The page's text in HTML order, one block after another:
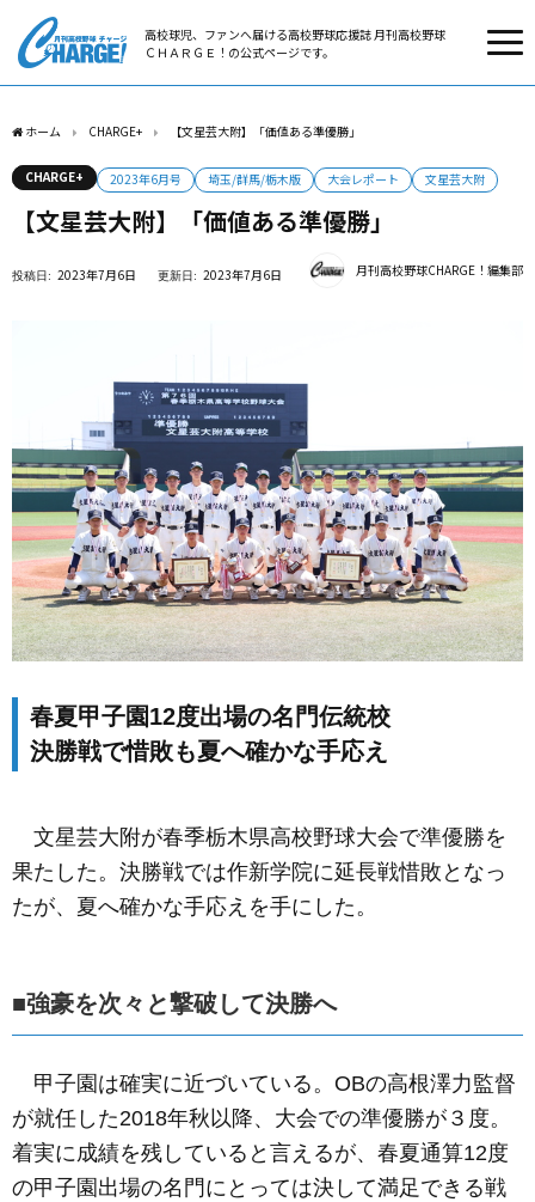
高校球児、ファンへ届ける高校野球応援誌 月刊高校野球
ＣＨＡＲＧＥ！の公式ページです。
ホーム CHARGE+ 【文星芸大附】「価値ある準優勝」
CHARGE+ 2023年6月号 埼玉/群馬/栃木版 大会レポート 文星芸大附
【文星芸大附】「価値ある準優勝」
2023年7月6日 2023年7月6日 月刊高校野球CHARGE！編集部
春夏甲子園12度出場の名門伝統校
決勝戦で惜敗も夏へ確かな手応え
文星芸大附が春季栃木県高校野球大会で準優勝を
果たした。決勝戦では作新学院に延長戦惜敗となっ
たが、夏へ確かな手応えを手にした。
■強豪を次々と撃破して決勝へ
甲子園は確実に近づいている。OBの高根澤力監督
が就任した2018年秋以降、大会での準優勝が３度。
着実に成績を残していると言えるが、春夏通算12度
の甲子園出場の名門にとっては決して満足できる戦